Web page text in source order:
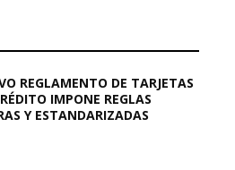
REGLAMENTO DE TARJETAS
IMPONE REGLAS
Y ESTANDARIZADAS